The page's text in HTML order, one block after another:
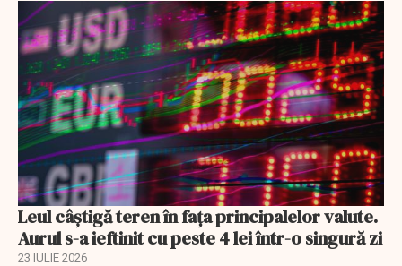
Leul câștigă teren în fața principalelor valute.
Aurul s-a ieftinit cu peste 4 lei într-o singură zi
23 IULIE 2026